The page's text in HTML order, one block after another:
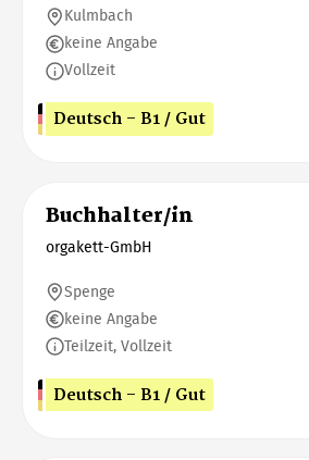
Kulmbach
keine Angabe
Vollzeit
Deutsch - B1 / Gut
Buchhalter/in
orgakett-GmbH
Spenge
keine Angabe
Teilzeit, Vollzeit
Deutsch - B1 / Gut